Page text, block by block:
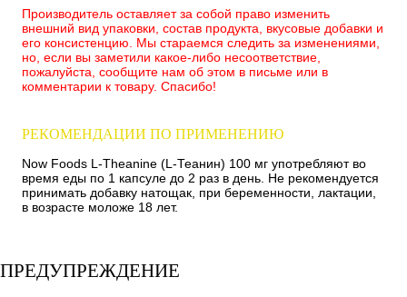
Производитель оставляет за собой право изменить
внешний вид упаковки, состав продукта, вкусовые добавки и
его консистенцию. Мы стараемся следить за изменениями,
но, если вы заметили какое-либо несоответствие,
пожалуйста, сообщите нам об этом в письме или в
комментарии к товару. Спасибо!
РЕКОМЕНДАЦИИ ПО ПРИМЕНЕНИЮ
Now Foods L-Theanine (L-Теанин) 100 мг употребляют во
время еды по 1 капсуле до 2 раз в день. Не рекомендуется
принимать добавку натощак, при беременности, лактации,
в возрасте моложе 18 лет.
ПРЕДУПРЕЖДЕНИЕ